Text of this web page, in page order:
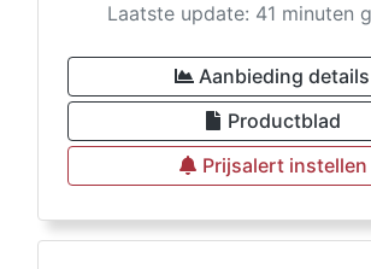
Laatste update: 41 minuten
Aanbieding details
Productblad
Prijsalert instellen